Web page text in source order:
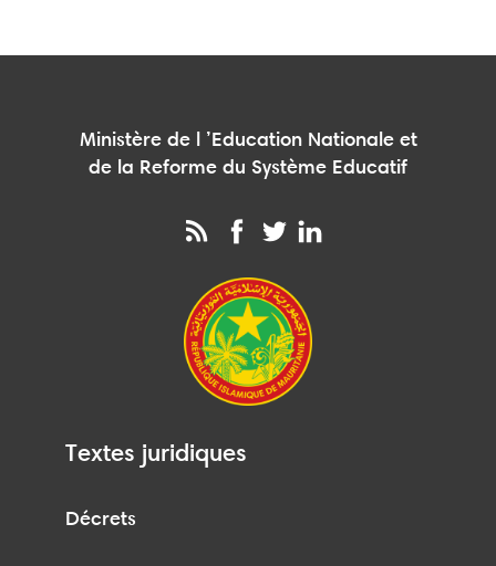
Ministère de l ’Education Nationale et
de la Reforme du Système Educatif
Textes juridiques
Décrets